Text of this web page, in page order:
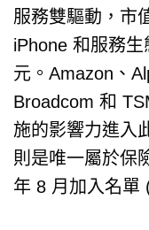
服務雙驅動，市
iPhone 和服務
元。Amazon、
Broadcom 和
施的影響力進入
則是唯一屬於保
年 8 月加入名單